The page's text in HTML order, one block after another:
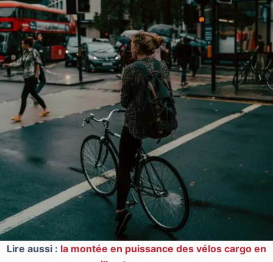
Lire aussi : la montée en puissance des vélos cargo en